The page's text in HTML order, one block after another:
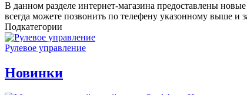
В данном разделе интернет-магазина предоставлены
всегда можете позвонить по телефену указонному выше и
Подкатегории
Рулевое управление
Новинки